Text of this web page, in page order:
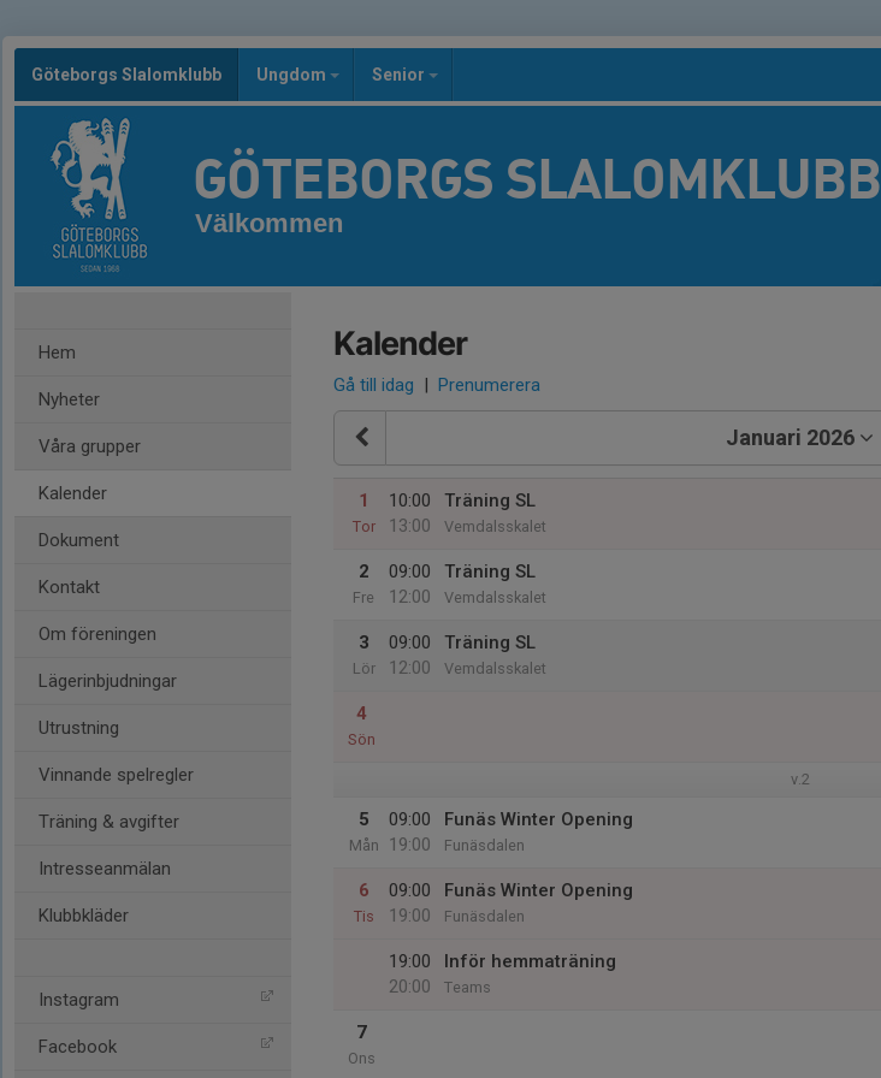
Göteborgs Slalomklubb Ungdom Senior
GÖTEBORGS SLALOMKLUBB
Välkommen
Hem
Nyheter
Våra grupper
Kalender
Dokument
Kontakt
Om föreningen
Lägerinbjudningar
Utrustning
Vinnande spelregler
Träning & avgifter
Intresseanmälan
Klubbkläder
Instagram
Facebook
Kalender
Gå till idag | Prenumerera
Januari 2026
1
Tor
10:00
13:00
Träning SL
Vemdalsskalet
2
Fre
09:00
12:00
Träning SL
Vemdalsskalet
3
Lör
09:00
12:00
Träning SL
Vemdalsskalet
4
Sön
v.2
5
Mån
09:00
19:00
Funäs Winter Opening
Funäsdalen
6
Tis
09:00
19:00
Funäs Winter Opening
Funäsdalen
19:00
20:00
Inför hemmaträning
Teams
7
Ons